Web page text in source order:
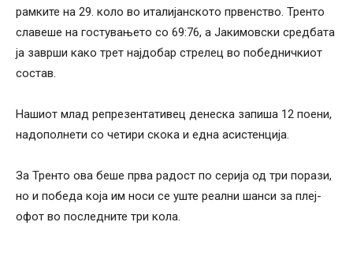
рамките на 29. коло во италијанското првенство. Тренто
славеше на гостувањето со 69:76, а Јакимовски средбата
ја заврши како трет најдобар стрелец во победничкиот
состав.
Нашиот млад репрезентативец денеска запиша 12 поени,
надополнети со четири скока и една асистенција.
За Тренто ова беше прва радост по серија од три порази,
но и победа која им носи се уште реални шанси за плеј-
офот во последните три кола.